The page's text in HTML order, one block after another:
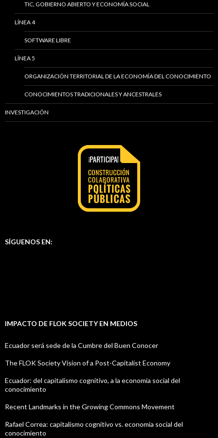
TIC, GOBIERNO ABIERTO Y ECONOMÍA SOCIAL
LÍNEA 4
SOFTWARE LIBRE
LÍNEA 5
ORGANIZACIÓN TERRITORIAL DE LA ECONOMÍA DEL CONOCIMIENTO
CONOCIMIENTOS TRADICIONALES Y ANCESTRALES
INVESTIGACIÓN
SÍGUENOS EN:
IMPACTO DE FLOK SOCIETY EN MEDIOS
Ecuador será sede de la Cumbre del Buen Conocer
The FLOK Society Vision of a Post-Capitalist Economy
Ecuador: del capitalismo cognitivo, a la economía social del
conocimiento
Recent Landmarks in the Growing Commons Movement
Rafael Correa: capitalismo cognitivo vs. economía social del
conocimiento